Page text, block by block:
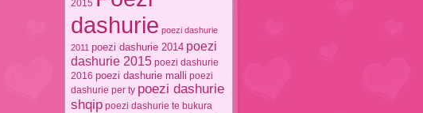
2015
dashurie poezi dashurie
2011 poezi dashurie 2014 poezi
dashurie 2015 poezi dashurie
2016 poezi dashurie malli poezi
dashurie per ty poezi dashurie
shqip poezi dashurie te bukura